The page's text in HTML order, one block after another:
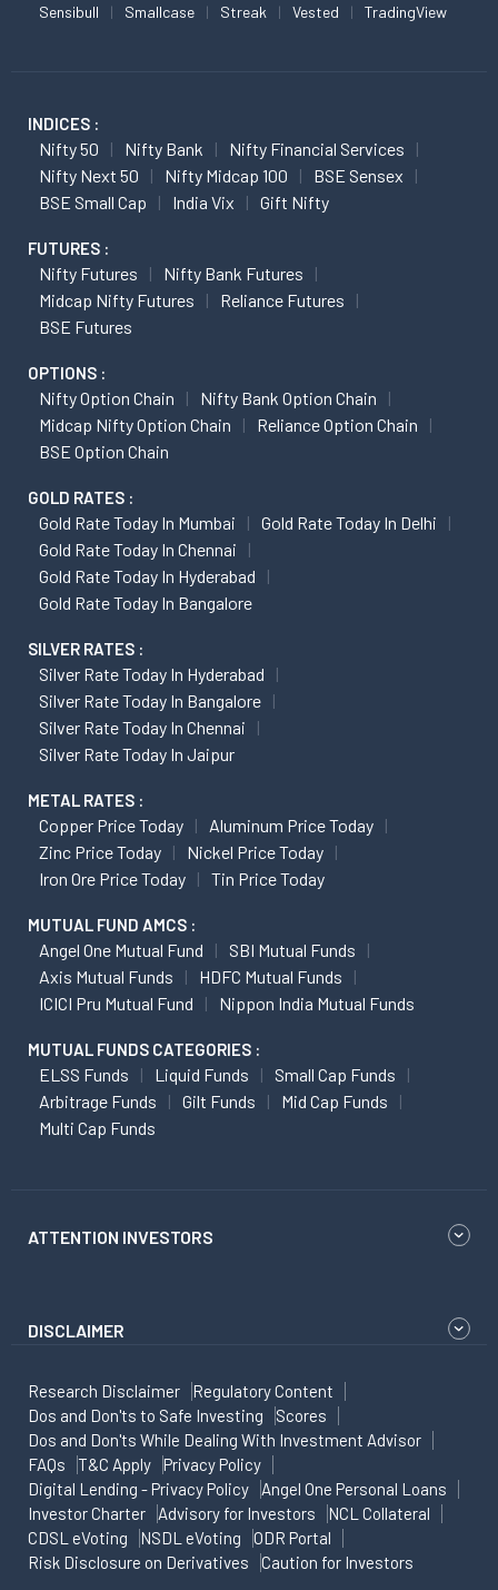
Sensibull Smallcase Streak Vested TradingView
INDICES :
Nifty 50 Nifty Bank
Nifty Financial Services
Nifty Next 50
Nifty Midcap 100
BSE Sensex
BSE Small Cap
India Vix Gift Nifty
FUTURES :
Nifty Futures
Nifty Bank Futures
Midcap Nifty Futures
Reliance Futures
BSE Futures
OPTIONS :
Nifty Option Chain
Nifty Bank Option Chain
Midcap Nifty Option Chain
Reliance Option Chain
BSE Option Chain
GOLD RATES :
Gold Rate Today In Mumbai
Gold Rate Today In Delhi
Gold Rate Today In Chennai
Gold Rate Today In Hyderabad
Gold Rate Today In Bangalore
SILVER RATES :
Silver Rate Today In Hyderabad
Silver Rate Today In Bangalore
Silver Rate Today In Chennai
Silver Rate Today In Jaipur
METAL RATES :
Copper Price Today
Aluminum Price Today
Zinc Price Today
Nickel Price Today
Iron Ore Price Today
Tin Price Today
MUTUAL FUND AMCS :
Angel One Mutual Fund
SBI Mutual Funds
Axis Mutual Funds
HDFC Mutual Funds
ICICI Pru Mutual Fund
Nippon India Mutual Funds
MUTUAL FUNDS CATEGORIES :
ELSS Funds Liquid Funds
Small Cap Funds
Arbitrage Funds
Gilt Funds
Mid Cap Funds
Multi Cap Funds
ATTENTION INVESTORS
DISCLAIMER
Research Disclaimer
Regulatory Content
Dos and Don'ts to Safe Investing
Scores
Dos and Don'ts While Dealing With Investment Advisor
FAQs
T&C Apply
Privacy Policy
Digital Lending - Privacy Policy
Angel One Personal Loans
Investor Charter
Advisory for Investors
NCL Collateral
CDSL eVoting
NSDL eVoting
ODR Portal
Risk Disclosure on Derivatives
Caution for Investors